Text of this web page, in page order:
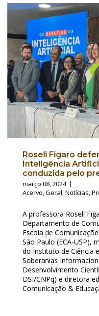
Roseli Figaro
Inteligência
conduzida pelo
março 08, 2024
Acervo,Geral,Notícias,
A professora Roseli
Departamento de
Escola de
São Paulo (ECA-USP),
do Instituto de Ciência
Soberanias
Desenvolvimento
DSI/CNPq) e diretora
Comunicação &